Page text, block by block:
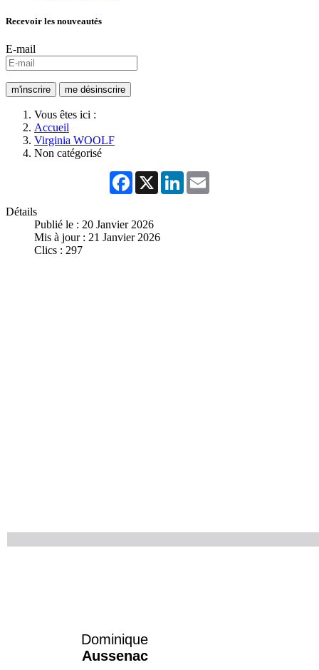
Recevoir les nouveautés
E-mail
Vous êtes ici :
Accueil
Virginia WOOLF
Non catégorisé
Facebook
X LinkedIn
Détails
Publié le : 20 Janvier 2026
Mis à jour : 21 Janvier 2026
Clics : 297
Dominique
Aussenac